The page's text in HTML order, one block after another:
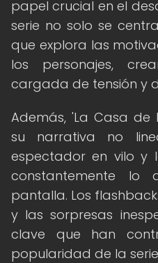
papel crucial en el
serie no solo se
que explora las
los personajes,
cargada de tensión y
Además, 'La Casa
su narrativa no
espectador en vilo y
constantemente lo
pantalla. Los
y las sorpresas
clave que han
popularidad de la